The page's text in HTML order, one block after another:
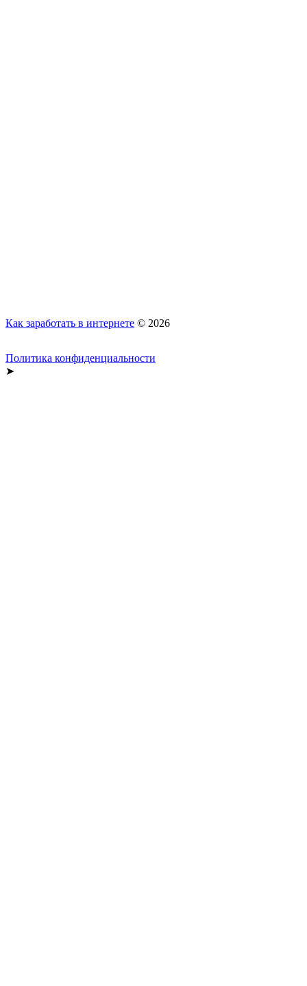
Как заработать в интернете © 2026
Политика конфиденциальности
➤